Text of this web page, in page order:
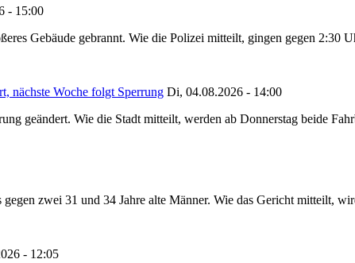
- 15:00
Gebäude gebrannt. Wie die Polizei mitteilt, gingen gegen 2:30
nächste Woche folgt Sperrung Di, 04.08.2026 - 14:00
geändert. Wie die Stadt mitteilt, werden ab Donnerstag beide
zwei 31 und 34 Jahre alte Männer. Wie das Gericht mitteilt,
- 12:05